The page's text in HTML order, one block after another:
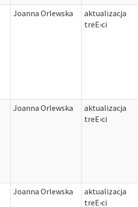
Joanna Orlewska
aktualizacja
treЕ›ci
Joanna Orlewska
aktualizacja
treЕ›ci
Joanna Orlewska
aktualizacja
treЕ›ci